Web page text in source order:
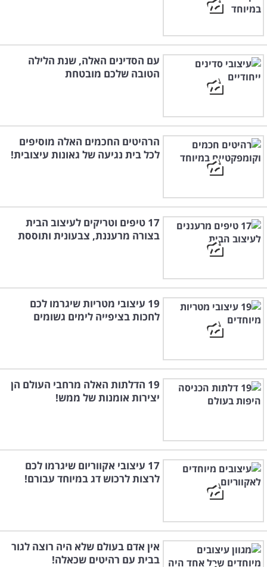
עם הסדינים האלה, שנת הלילה
הטובה שלכם מובטחת
הרהיטים החכמים האלה מוסיפים
לכל בית נגיעה של גאונות עיצובית!
17 טיפים וטריקים לעיצוב הבית
בצורה מרעננת, צבעונית ותוססת
19 עיצובי מטריות שיגרמו לכם
לחכות בציפייה לימים גשומים
19 הדלתות האלה מרחבי העולם הן
יצירות אומנות של ממש!
17 עיצובי אקווריום שיגרמו לכם
לרצות לרכוש דג במיוחד עבורם!
אין אדם בעולם שלא היה רוצה לגור
בבית עם רהיטים שכאלה!